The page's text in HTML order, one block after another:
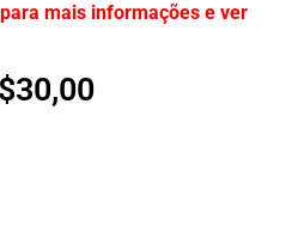
mais informações e ver
30,00